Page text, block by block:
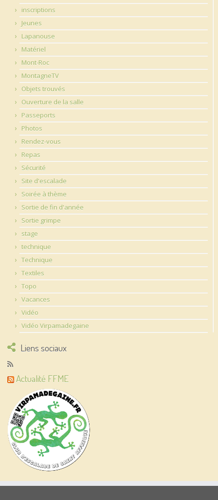
inscriptions
Jeunes
Lapanouse
Matériel
Mont-Roc
MontagneTV
Objets trouvés
Ouverture de la salle
Passeports
Photos
Rendez-vous
Repas
Sécurité
Site d'escalade
Soirée à thème
Sortie de fin d'année
Sortie grimpe
stage
technique
Technique
Textiles
Topo
Vacances
Vidéo
Vidéo Virpamadegaine
Liens sociaux
Actualité FFME